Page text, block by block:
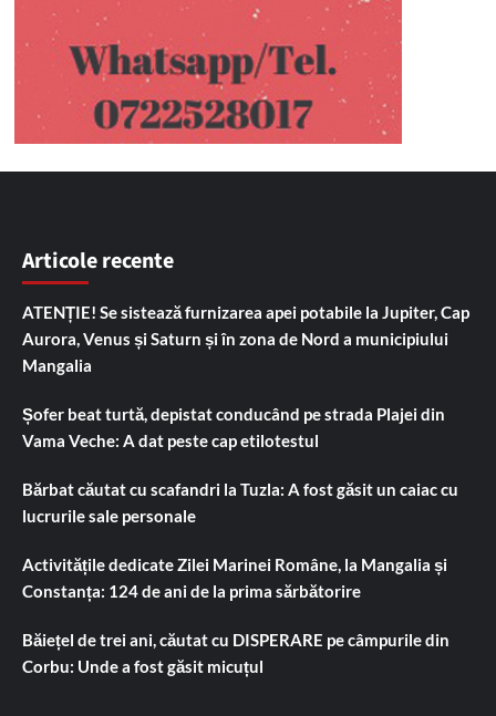
Articole recente
ATENȚIE! Se sistează furnizarea apei potabile la Jupiter, Cap
Aurora, Venus și Saturn și în zona de Nord a municipiului
Mangalia
Șofer beat turtă, depistat conducând pe strada Plajei din
Vama Veche: A dat peste cap etilotestul
Bărbat căutat cu scafandri la Tuzla: A fost găsit un caiac cu
lucrurile sale personale
Activitățile dedicate Zilei Marinei Române, la Mangalia și
Constanța: 124 de ani de la prima sărbătorire
Băiețel de trei ani, căutat cu DISPERARE pe câmpurile din
Corbu: Unde a fost găsit micuțul